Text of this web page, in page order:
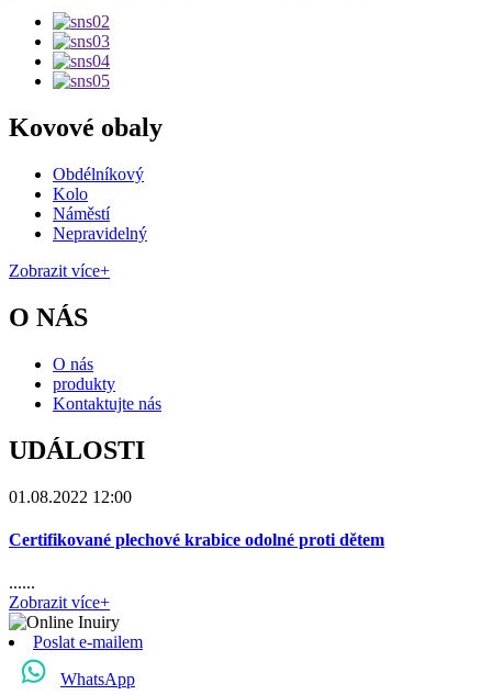
Kovové obaly
Obdélníkový
Kolo
Náměstí
Nepravidelný
Zobrazit více+
O NÁS
O nás
produkty
Kontaktujte nás
UDÁLOSTI
01.08.2022 12:00
Certifikované plechové krabice odolné proti dětem
......
Zobrazit více+
Poslat e-mailem
WhatsApp